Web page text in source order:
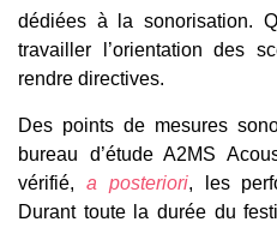
dédiées à la sonorisation.
travailler l’orientation des
rendre directives.
Des points de mesures
bureau d’étude A2MS
vérifié, a posteriori, les
Durant toute la durée du